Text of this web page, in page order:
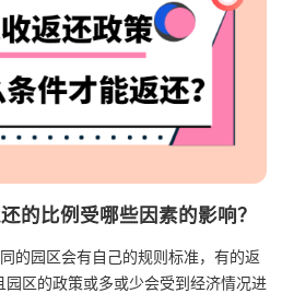
的比例受哪些因素的影响？
的园区会有自己的规则标准，有的返
区的政策或多或少会受到经济情况进